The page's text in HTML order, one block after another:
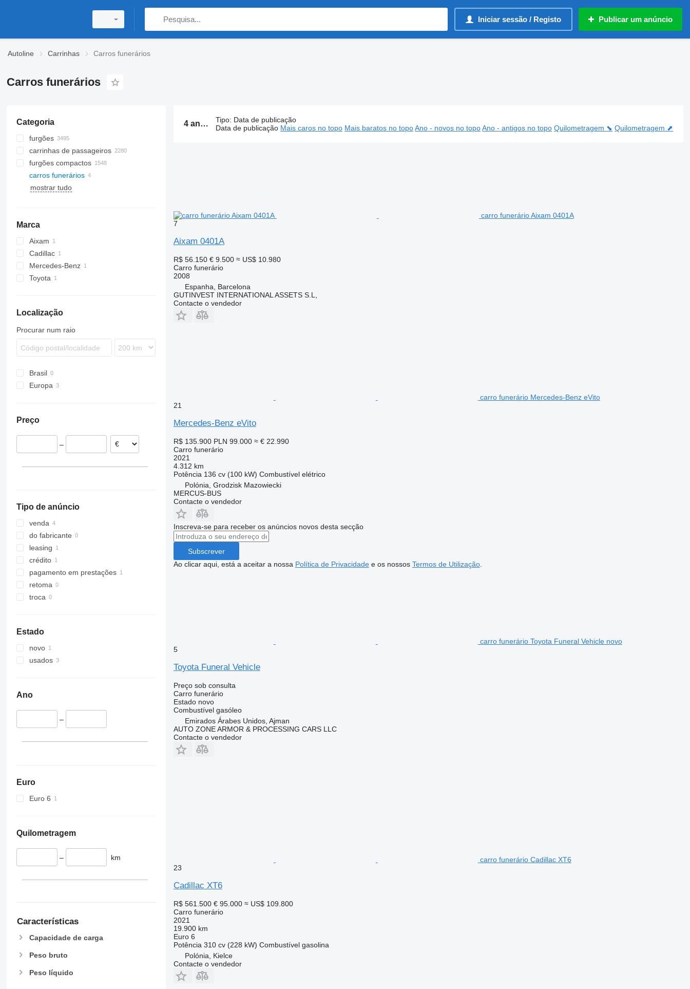
Iniciar sessão / Registo Publicar um anúncio
Autoline Carrinhas Carros funerários
Carros funerários
Categoria
furgões
carrinhas de passageiros
furgões compactos
carros funerários
mostrar tudo
Marca
Aixam
Cadillac
XT
Mercedes-Benz
eVito
Toyota
Localização
Procurar num raio
Brasil
Europa
Preço
–
Tipo de anúncio
venda
do fabricante
leasing
crédito
pagamento em prestações
retoma
troca
Estado
novo
usados
Ano
–
Euro
Euro 6
Quilometragem
– km
Características
Capacidade de carga
Peso bruto
Peso líquido
4 anúncios: Carros funerários, carrinha funerária
Tipo: Data de publicação
Data de publicação Mais caros no topo Mais baratos no topo Ano - novos no topo Ano - antigos no topo Quilometragem ⬊ Quilometragem ⬈
carro funerário Aixam 0401A
7
Aixam 0401A
R$ 56.150 € 9.500 ≈ US$ 10.980
Carro funerário
2008
Espanha, Barcelona
GUTINVEST INTERNATIONAL ASSETS S.L,
Contacte o vendedor
carro funerário Mercedes-Benz eVito
21
Mercedes-Benz eVito
R$ 135.900 PLN 99.000 ≈ € 22.990
Carro funerário
2021
4.312 km
Potência 136 cv (100 kW) Combustível elétrico
Polónia, Grodzisk Mazowiecki
MERCUS-BUS
Contacte o vendedor
Inscreva-se para receber os anúncios novos desta secção
Subscrever
Ao clicar aqui, está a aceitar a nossa Política de Privacidadee os nossos Termos de Utilização.
carro funerário Toyota Funeral Vehicle novo
5
Toyota Funeral Vehicle
Preço sob consulta
Carro funerário
Estadonovo
Combustível gasóleo
Emirados Árabes Unidos, Ajman
AUTO ZONE ARMOR & PROCESSING CARS LLC
Contacte o vendedor
carro funerário Cadillac XT6
23
Cadillac XT6
R$ 561.500 € 95.000 ≈ US$ 109.800
Carro funerário
2021
19.900 km
Euro 6
Potência 310 cv (228 kW) Combustível gasolina
Polónia, Kielce
Contacte o vendedor